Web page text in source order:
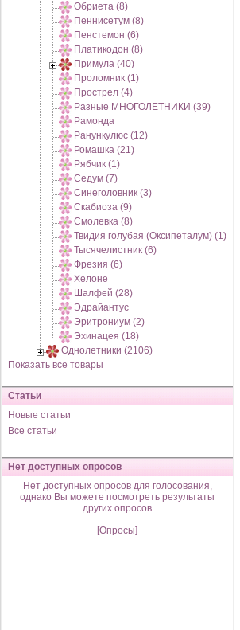
Обриета (8)
Пеннисетум (8)
Пенстемон (6)
Платикодон (8)
Примула (40)
Проломник (1)
Прострел (4)
Разные МНОГОЛЕТНИКИ (39)
Рамонда
Ранункулюс (12)
Ромашка (21)
Рябчик (1)
Седум (7)
Синеголовник (3)
Скабиоза (9)
Смолевка (8)
Твидия голубая (Оксипеталум) (1)
Тысячелистник (6)
Фрезия (6)
Хелоне
Шалфей (28)
Эдрайантус
Эритрониум (2)
Эхинацея (18)
Однолетники (2106)
Показать все товары
Статьи
Новые статьи
Все статьи
Нет доступных опросов
Нет доступных опросов для голосования,
однако Вы можете посмотреть результаты
других опросов
[Опросы]